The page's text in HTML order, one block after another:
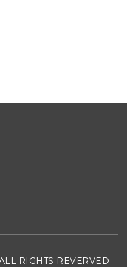
RIGHTS REVERVED